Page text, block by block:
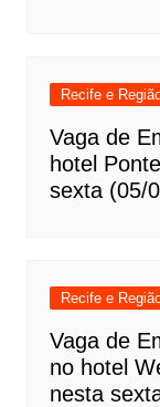
Recife e
Vaga de
hotel
sexta (05/
Recife e
Vaga de
no hotel
nesta